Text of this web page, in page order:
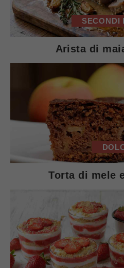
SECONDI
Arista di
Torta di mele